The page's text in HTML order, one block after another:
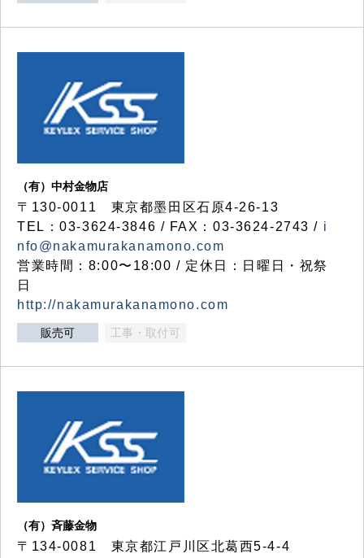
（有）中村金物店
〒130-0011 東京都墨田区石原4-26-13
TEL：03-3624-3846 / FAX：03-3624-2743 / i
nfo@nakamurakanamono.com
営業時間：8:00〜18:00 / 定休日：日曜日・祝祭
日
http://nakamurakanamono.com
販売可 工事・取付可
（有）斉藤金物
〒134-0081 東京都江戸川区北葛西5-4-4